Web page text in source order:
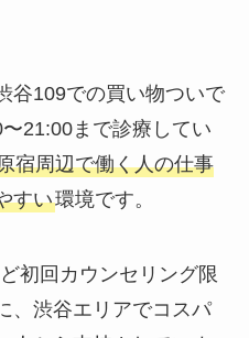
谷109での買い物ついで
21:00まで診療してい
宿周辺で働く人の仕事
すい環境です。
初回カウンセリング限
、渋谷エリアでコスパ